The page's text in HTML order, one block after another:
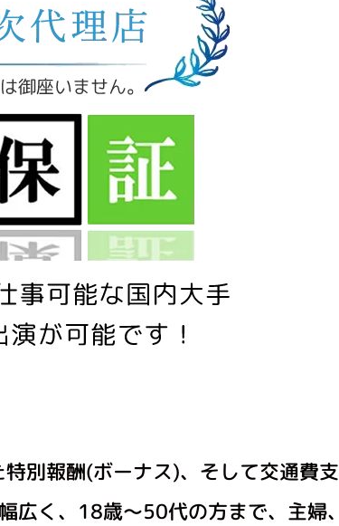
別報酬(ボーナス)、そして交通費支
広く、18歳～50代の方まで、主婦、